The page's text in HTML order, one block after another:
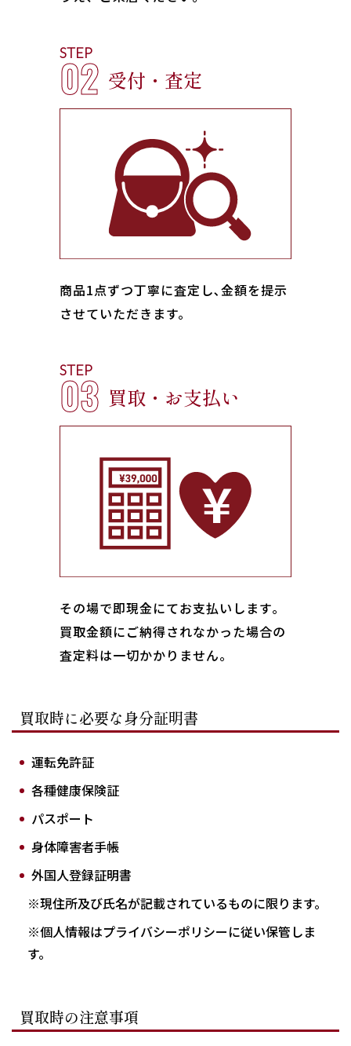
STEP
02 受付・査定
商品1点ずつ丁寧に査定し､金額を提示
させていただきます。
STEP
03 買取・お支払い
その場で即現金にてお支払いします｡
買取金額にご納得されなかった場合の
査定料は一切かかりません。
買取時に必要な身分証明書
運転免許証
各種健康保険証
パスポート
身体障害者手帳
外国人登録証明書
※現住所及び氏名が記載されているものに限ります。
※個人情報はプライバシーポリシーに従い保管しま
す。
買取時の注意事項